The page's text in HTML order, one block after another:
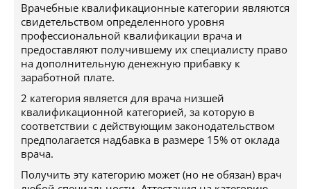
Врачебные квалификационные категории являются
свидетельством определенного уровня
профессиональной квалификации врача и
предоставляют получившему их специалисту право
на дополнительную денежную прибавку к
заработной плате.
2 категория является для врача низшей
квалификационной категорией, за которую в
соответствии с действующим законодательством
предполагается надбавка в размере 15% от оклада
врача.
Получить эту категорию может (но не обязан) врач